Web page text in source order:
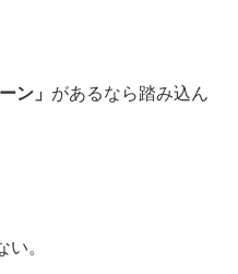
ン」 があるなら踏み込ん
。